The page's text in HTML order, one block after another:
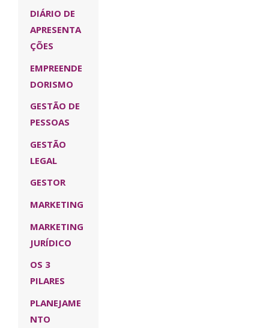
DIÁRIO DE
APRESENTA
ÇÕES
EMPREENDE
DORISMO
GESTÃO DE
PESSOAS
GESTÃO
LEGAL
GESTOR
MARKETING
MARKETING
JURÍDICO
OS 3
PILARES
PLANEJAME
NTO